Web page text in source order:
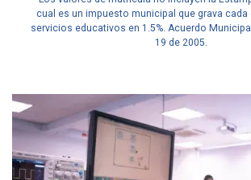
cual es un impuesto municipal que grava
servicios educativos en 1.5%. Acuerdo
19 de 2005.